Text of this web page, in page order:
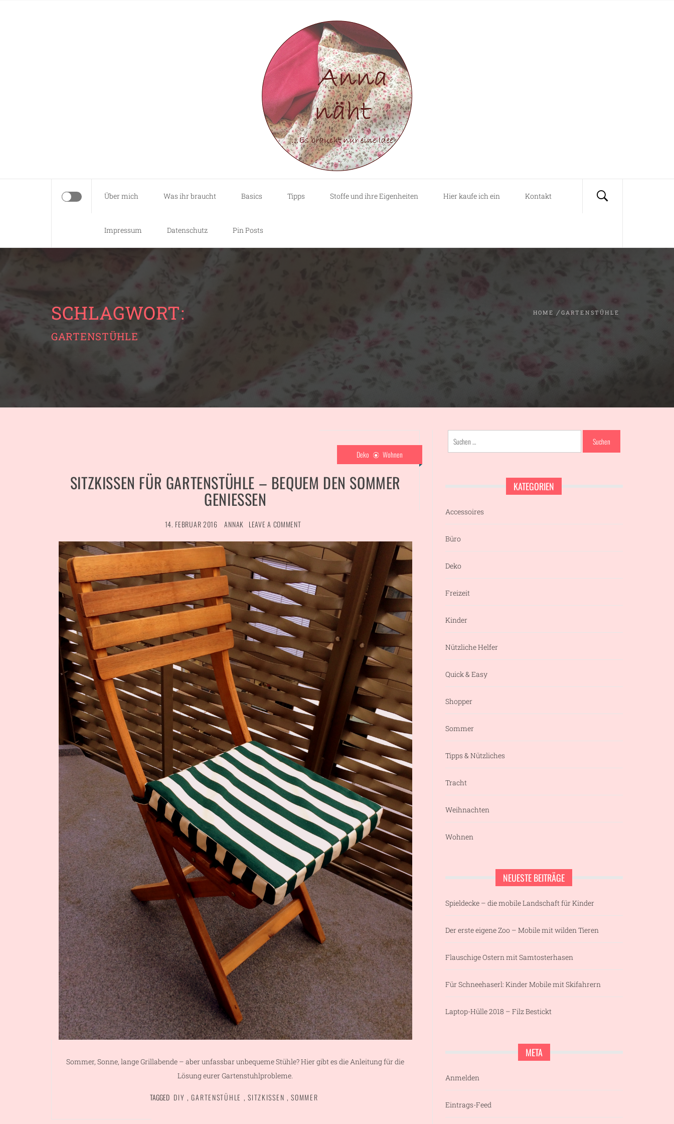
Über mich
Was ihr braucht Basics Tipps Stoffe und ihre Eigenheiten Hier kaufe ich ein Kontakt
Impressum Datenschutz Pin Posts
SCHLAGWORT:
GARTENSTÜHLE
HOME GARTENSTÜHLE
Deko Wohnen
SITZKISSEN FÜR GARTENSTÜHLE – BEQUEM DEN SOMMER
GENIESSEN
14. FEBRUAR 2016 ANNAK LEAVE A COMMENT
Sommer, Sonne, lange Grillabende – aber unfassbar unbequeme Stühle? Hier gibt es die Anleitung für die
Lösung eurer Gartenstuhlprobleme.
TAGGED DIY , GARTENSTÜHLE , SITZKISSEN , SOMMER
Suchen
nach:
KATEGORIEN
Accessoires
Büro
Deko
Freizeit
Kinder
Nützliche Helfer
Quick & Easy
Shopper
Sommer
Tipps & Nützliches
Tracht
Weihnachten
Wohnen
NEUESTE BEITRÄGE
Spieldecke – die mobile Landschaft für Kinder
Der erste eigene Zoo – Mobile mit wilden Tieren
Flauschige Ostern mit Samtosterhasen
Für Schneehaserl: Kinder Mobile mit Skifahrern
Laptop-Hülle 2018 – Filz Bestickt
META
Anmelden
Eintrags-Feed